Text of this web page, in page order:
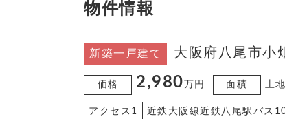
物件情報
新築一戸建て 大阪府八尾市小
価格 2,980 万円 面積 土
アクセス1 近鉄大阪線近鉄八尾駅バス